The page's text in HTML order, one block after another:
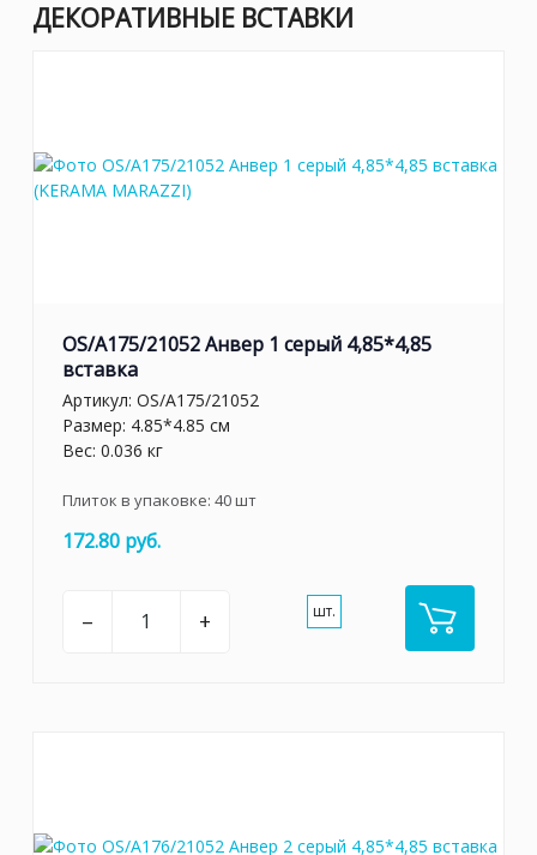
ДЕКОРАТИВНЫЕ ВСТАВКИ
OS/A175/21052 Анвер 1 серый 4,85*4,85
вставка
Артикул: OS/A175/21052
Размер: 4.85*4.85 см
Вес: 0.036 кг
Плиток в упаковке: 40шт
172.80 руб.
– + шт.